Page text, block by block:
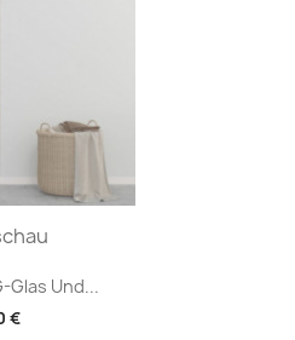
Glas Und...
€